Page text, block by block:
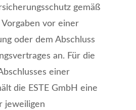
gemäß
vor einer
oder dem Abschluss
an. Für die
einer
die ESTE GmbH eine
jeweiligen